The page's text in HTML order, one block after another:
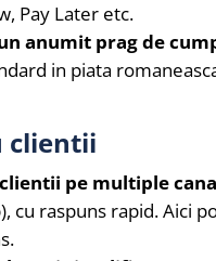
Pay Later etc.
anumit prag de
in piata
clientii
pe multiple
cu raspuns rapid. Aici